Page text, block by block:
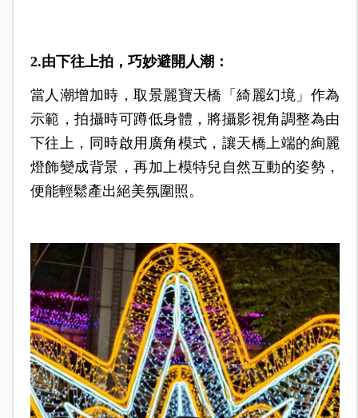
2.由下往上拍，巧妙避開人潮：
當人潮增加時，取景麗寶天橋「綺麗幻境」作為
示範，拍攝時可蹲低身體，將攝影視角調整為由
下往上，同時啟用廣角模式，讓天橋上端的絢麗
燈飾變成背景，再加上模特兒自然互動的姿勢，
便能輕鬆產出絕美氛圍照。